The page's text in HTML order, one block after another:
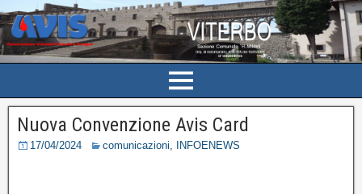
Nuova Convenzione Avis Card
17/04/2024 comunicazioni, INFOENEWS